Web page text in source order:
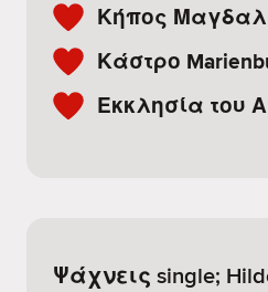
Κήπος
Κάστρο
Εκκλησία του
Ψάχνεις single;